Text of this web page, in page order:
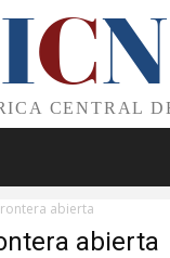
ICN
CENTRAL
abierta
abierta